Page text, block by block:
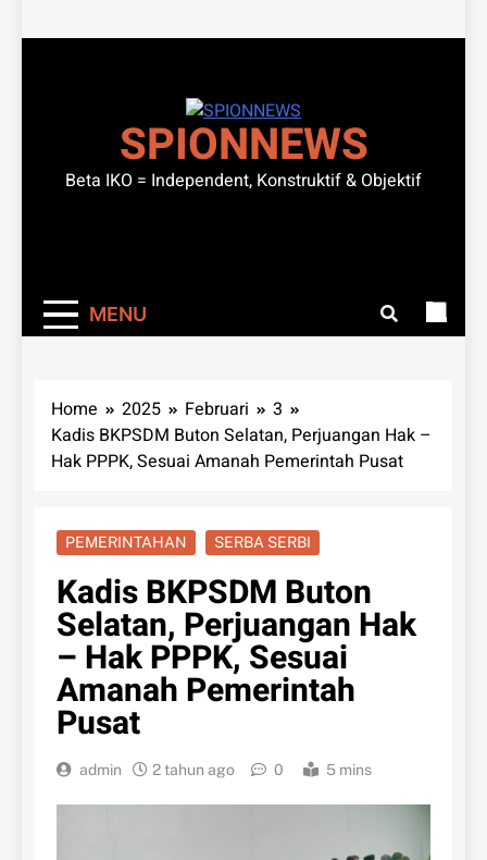
SPIONNEWS
Beta IKO = Independent, Konstruktif & Objektif
MENU
Home 2025 Februari
3
Kadis BKPSDM Buton Selatan, Perjuangan Hak –
Hak PPPK, Sesuai Amanah Pemerintah Pusat
PEMERINTAHAN SERBA SERBI
Kadis BKPSDM Buton
Selatan, Perjuangan Hak
– Hak PPPK, Sesuai
Amanah Pemerintah
Pusat
admin 2 tahun ago 0 5 mins